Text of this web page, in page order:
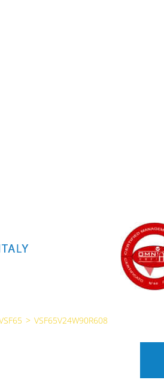
> VSF65V24W90R608